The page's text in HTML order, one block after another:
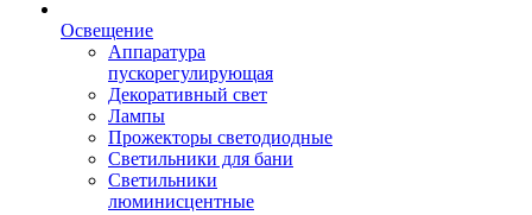
Освещение
Аппаратура
пускорегулирующая
Декоративный свет
Лампы
Прожекторы светодиодные
Светильники для бани
Светильники
люминисцентные